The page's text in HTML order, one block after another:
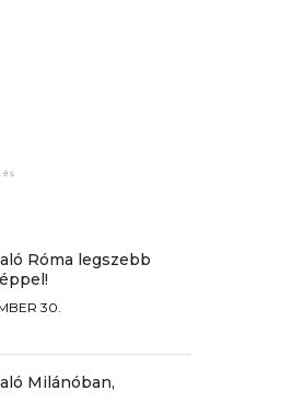
Róma legszebb
30.
Milánóban,